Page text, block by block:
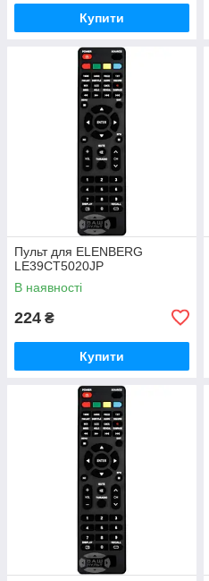
Купити
Пульт для ELENBERG
LE39CT5020JP
В наявності
224 ₴
Купити